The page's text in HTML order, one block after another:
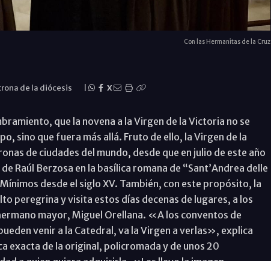
Con las Hermanitas de la Cruz
de la diócesis X
que la novena a la Virgen de la Victoria no se
sino que fuera más allá. Fruto de ello, la Virgen de la
de ciudades del mundo, desde que en julio de este año
Raúl Berzosa en la basílica romana de “Sant’Andrea delle
desde el siglo XV. También, con este propósito, la
peregrina y visita estos días decenas de lugares, a los
mayor, Miguel Orellana. «A los conventos de
venir a la Catedral, va la Virgen a verlas», explica
exacta de la original, policromada y de unos 20